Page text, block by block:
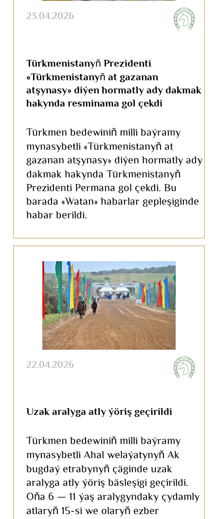
23.04.2026
Türkmenistanyň Prezidenti
«Türkmenistanyň at gazanan
atşynasy» diýen hormatly ady dakmak
hakynda resminama gol çekdi
Türkmen bedewiniň milli baýramy
mynasybetli «Türkmenistanyň at
gazanan atşynasy» diýen hormatly ady
dakmak hakynda Türkmenistanyň
Prezidenti Permana gol çekdi. Bu
barada «Watan» habarlar gepleşiginde
habar berildi.
22.04.2026
Uzak aralyga atly ýöriş geçirildi
Türkmen bedewiniň milli baýramy
mynasybetli Ahal welaýatynyň Ak
bugdaý etrabynyň çäginde uzak
aralyga atly ýöriş bäsleşigi geçirildi.
Oňa 6 — 11 ýaş aralygyndaky çydamly
atlaryň 15-si we olaryň ezber